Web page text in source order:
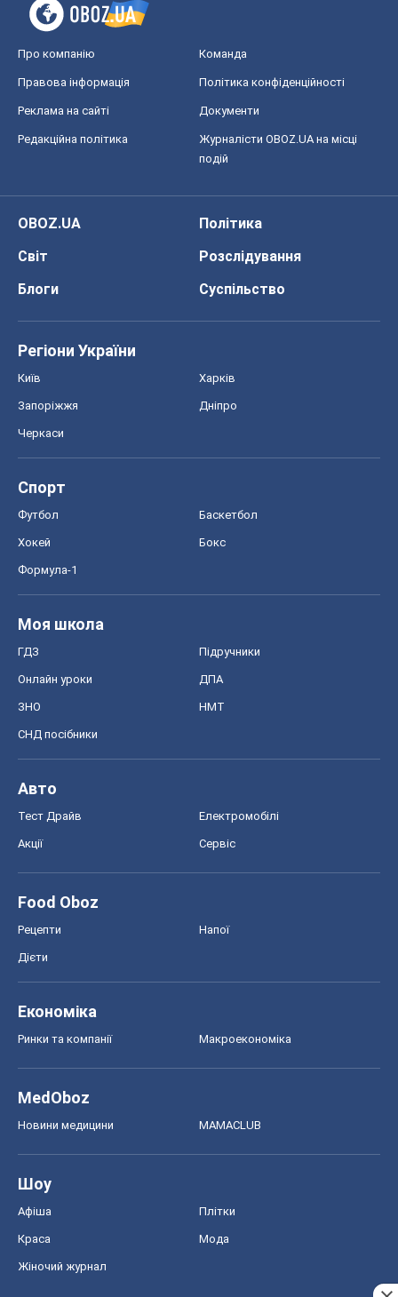
Про компанію Команда
Правова інформація Політика конфіденційності
Реклама на сайті Документи
Редакційна політика
Журналісти OBOZ.UA на місці
подій
OBOZ.UA
Політика
Світ
Розслідування
Блоги
Суспільство
Регіони України
Київ Харків
Запоріжжя Дніпро
Черкаси
Спорт
Футбол Баскетбол
Хокей Бокс
Формула-1
Моя школа
ГДЗ Підручники
Онлайн уроки ДПА
ЗНО НМТ
СНД посібники
Авто
Тест Драйв Електромобілі
Акції Сервіс
Food Oboz
Рецепти Напої
Дієти
Економіка
Ринки та компанії Макроекономіка
MedOboz
Новини медицини MAMACLUB
Шоу
Афіша Плітки
Краса Мода
Жіночий журнал